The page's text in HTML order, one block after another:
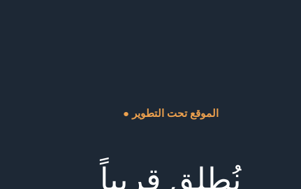
● الموقع تحت التطوير
نُطلق قريباً